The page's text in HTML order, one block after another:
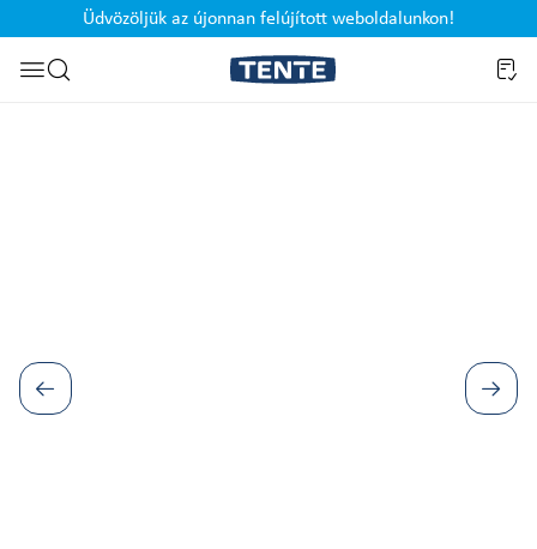
Ugrás a kereséshez
Üdvözöljük az újonnan felújított weboldalunkon!